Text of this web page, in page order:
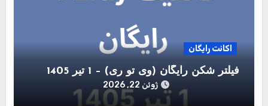
اکانت رایگان
فیلتر شکن رایگان (وی تو ری) – 1 تیر 1405
ژوئن 22, 2026